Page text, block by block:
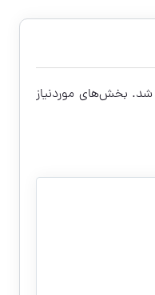
شد. بخش‌های موردنیاز